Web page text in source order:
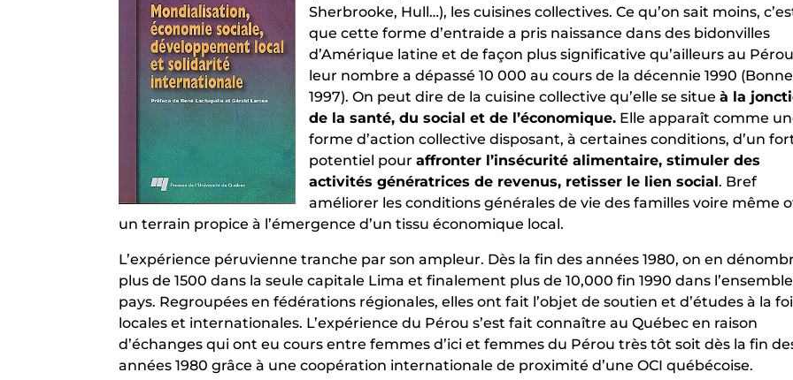
Sherbrooke, Hull…), les cuisines collectives. Ce qu’on sait moins,
que cette forme d’entraide a pris naissance dans des bidonvilles
d’Amérique latine et de façon plus significative qu’ailleurs au
leur nombre a dépassé 10 000 au cours de la décennie 1990
1997). On peut dire de la cuisine collective qu’elle se situeà la
de la santé, du social et de l’économique. Elle apparaît comme
forme d’action collective disposant, à certaines conditions, d’un
potentiel pouraffronter l’insécurité alimentaire, stimuler des
activités génératrices de revenus, retisser le lien social. Bref
améliorer les conditions générales de vie des familles voire même
un terrain propice à l’émergence d’un tissu économique local.
L’expérience péruvienne tranche par son ampleur. Dès la fin des années 1980, on en
plus de 1500 dans la seule capitale Lima et finalement plus de 10,000 fin 1990 dans
pays. Regroupées en fédérations régionales, elles ont fait l’objet de soutien et d’études à la
locales et internationales. L’expérience du Pérou s’est fait connaître au Québec en raison
d’échanges qui ont eu cours entre femmes d’ici et femmes du Pérou très tôt soit dès la fin
années 1980 grâce à une coopération internationale de proximité d’une OCI québécoise.